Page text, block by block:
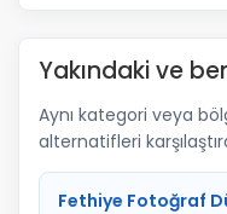
Yakındaki ve
Aynı kategori veya
alternatifleri
Fethiye Fotoğraf